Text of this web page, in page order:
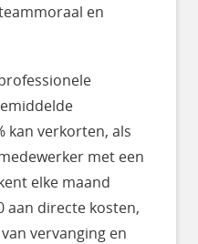
en
kan verkorten, als
met een
elke maand
aan directe kosten,
vervanging en